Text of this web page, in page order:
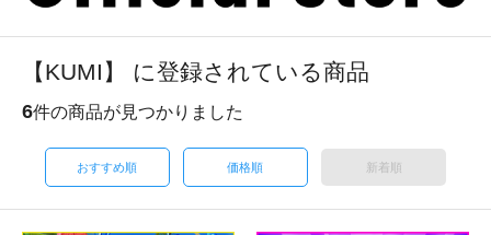
【KUMI】 に登録されている商品
6件の商品が見つかりました
おすすめ順 価格順 新着順